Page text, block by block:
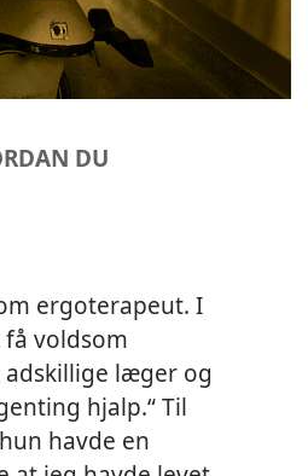
DU
ergoterapeut. I
voldsom
adskillige læger og
hjalp.“ Til
havde en